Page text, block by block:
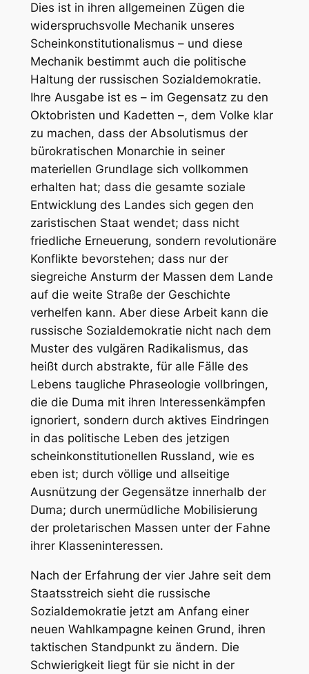
Dies ist in ihren allgemeinen Zügen die
widerspruchsvolle Mechanik unseres
Scheinkonstitutionalismus – und diese
Mechanik bestimmt auch die politische
Haltung der russischen Sozialdemokratie.
Ihre Ausgabe ist es – im Gegensatz zu den
Oktobristen und Kadetten –, dem Volke klar
zu machen, dass der Absolutismus der
bürokratischen Monarchie in seiner
materiellen Grundlage sich vollkommen
erhalten hat; dass die gesamte soziale
Entwicklung des Landes sich gegen den
zaristischen Staat wendet; dass nicht
friedliche Erneuerung, sondern revolutionäre
Konflikte bevorstehen; dass nur der
siegreiche Ansturm der Massen dem Lande
auf die weite Straße der Geschichte
verhelfen kann. Aber diese Arbeit kann die
russische Sozialdemokratie nicht nach dem
Muster des vulgären Radikalismus, das
heißt durch abstrakte, für alle Fälle des
Lebens taugliche Phraseologie vollbringen,
die die Duma mit ihren Interessenkämpfen
ignoriert, sondern durch aktives Eindringen
in das politische Leben des jetzigen
scheinkonstitutionellen Russland, wie es
eben ist; durch völlige und allseitige
Ausnützung der Gegensätze innerhalb der
Duma; durch unermüdliche Mobilisierung
der proletarischen Massen unter der Fahne
ihrer Klasseninteressen.
Nach der Erfahrung der vier Jahre seit dem
Staatsstreich sieht die russische
Sozialdemokratie jetzt am Anfang einer
neuen Wahlkampagne keinen Grund, ihren
taktischen Standpunkt zu ändern. Die
Schwierigkeit liegt für sie nicht in der